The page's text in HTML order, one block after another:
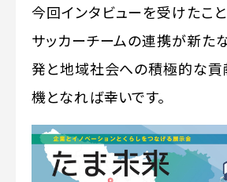
今回インタビューを受けたこと
サッカーチームの連携が新た
発と地域社会への積極的な貢
機となれば幸いです。